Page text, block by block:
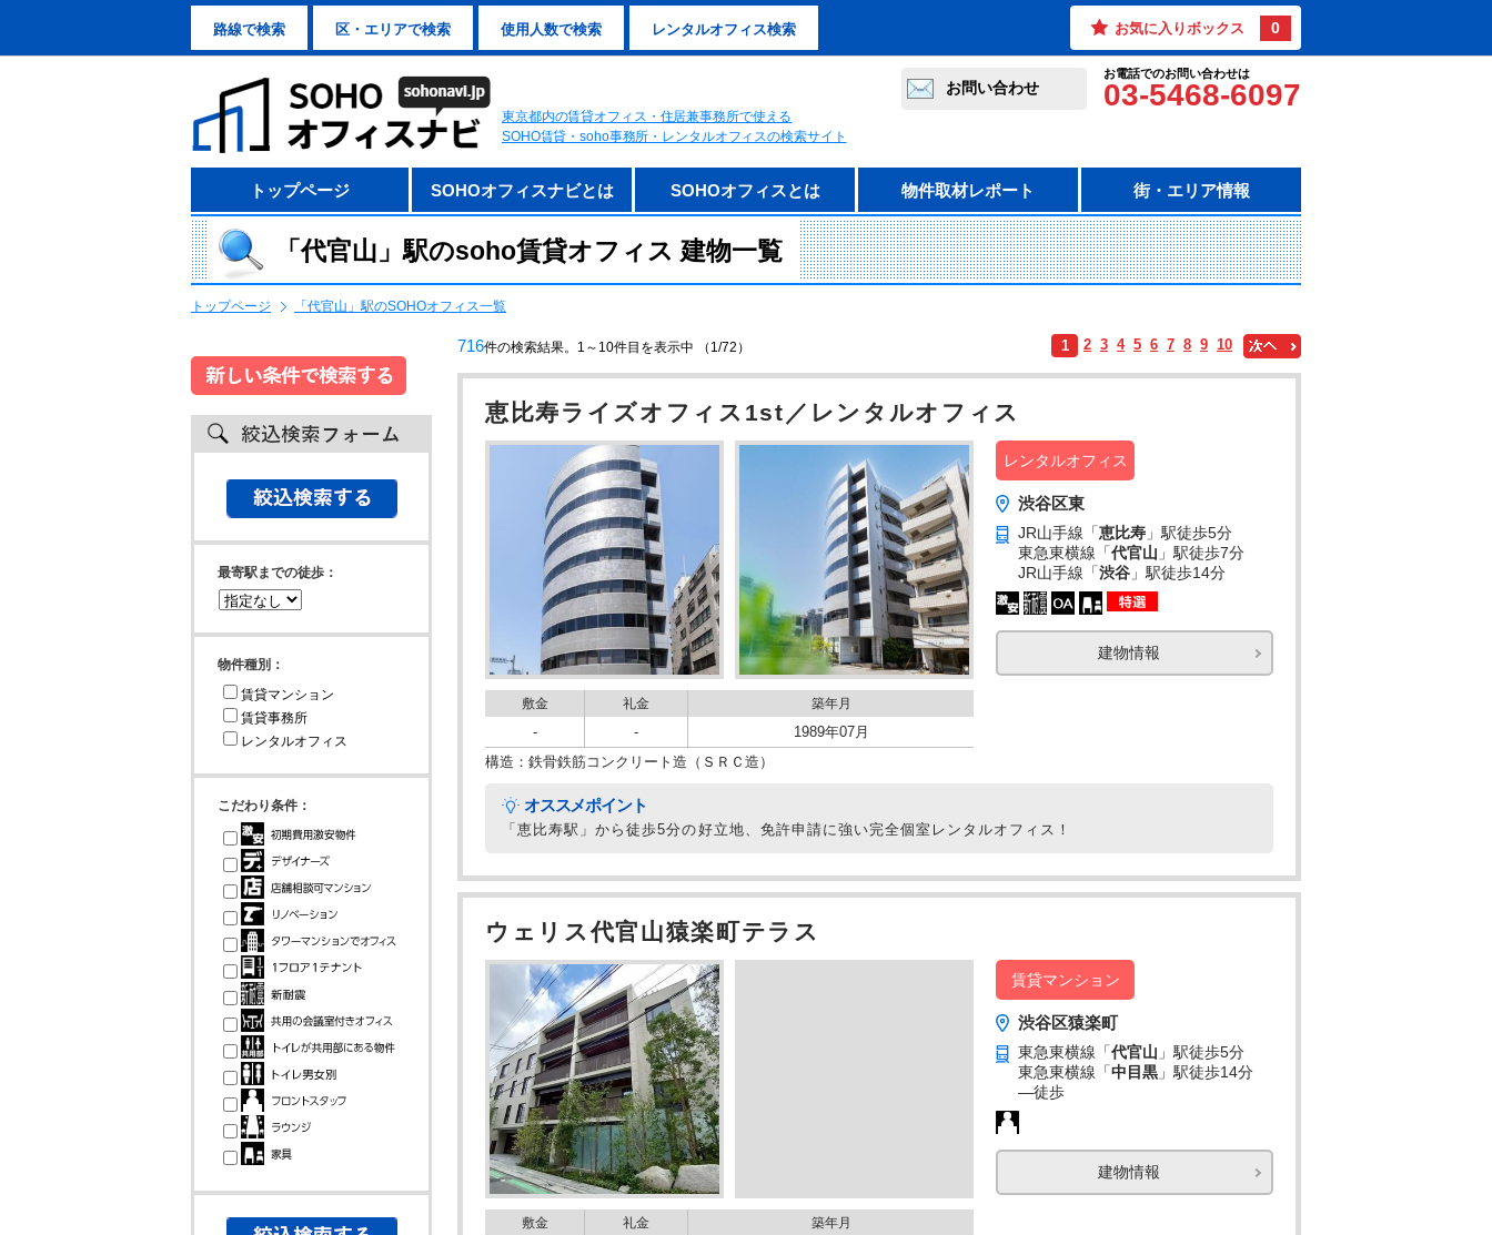
路線で検索 区・エリアで検索 使用人数で検索 レンタルオフィス検索 お気に入りボックス 0
東京都内の賃貸オフィス・住居兼事務所で使える
SOHO賃貸・soho事務所・レンタルオフィスの検索サイト
お電話でのお問い合わせは
03-5468-6097
お問い合わせ
トップページ SOHOオフィスナビとは SOHOオフィスとは 物件取材レポート 街・エリア情報
「代官山」駅のsoho賃貸オフィス 建物一覧
トップページ 「代官山」駅のSOHOオフィス一覧
716件の検索結果。1～10件目を表示中 （1/72） 1 2 3 4 5 6 7 8 9 10
恵比寿ライズオフィス1st／レンタルオフィス
敷金 礼金 築年月
- -
1989年07月
構造：鉄骨鉄筋コンクリート造（ＳＲＣ造）
レンタルオフィス
渋谷区東
JR山手線「恵比寿 」駅徒歩5分
東急東横線「代官山 」駅徒歩7分
JR山手線「渋谷 」駅徒歩14分
建物情報
オススメポイント
「恵比寿駅」から徒歩5分の好立地、免許申請に強い完全個室レンタルオフィス！
ウェリス代官⼭猿楽町テラス
敷金 礼金 築年月
賃貸マンション
渋谷区猿楽町
東急東横線「代官山 」駅徒歩5分
東急東横線「中目黒 」駅徒歩14分
―徒歩
建物情報
最寄駅までの徒歩：
物件種別：
賃貸マンション
賃貸事務所
レンタルオフィス
こだわり条件：